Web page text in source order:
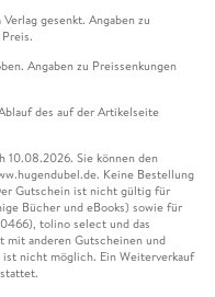
gesenkt. Angaben zu
Angaben zu Preissenkungen
des auf der Artikelseite
10.08.2026. Sie können den
Keine Bestellung
Gutschein ist nicht gültig für
Bücher und eBooks) sowie für
tolino select und das
mit anderen Gutscheinen und
ist nicht möglich. Ein Weiterverkauf